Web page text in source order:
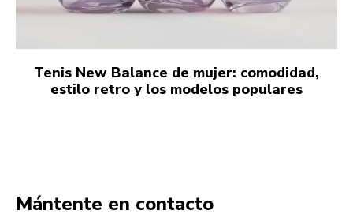
Tenis New Balance de mujer: comodidad,
estilo retro y los modelos populares
Mántente en contacto